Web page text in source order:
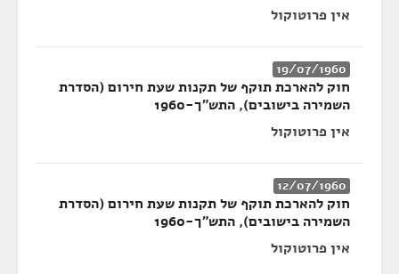
אין פרוטוקול
19/07/1960
חוק להארכת תוקף של תקנות שעת חירום (הסדרת
השמירה בישובים), התש"ך-1960
אין פרוטוקול
12/07/1960
חוק להארכת תוקף של תקנות שעת חירום (הסדרת
השמירה בישובים), התש"ך-1960
אין פרוטוקול